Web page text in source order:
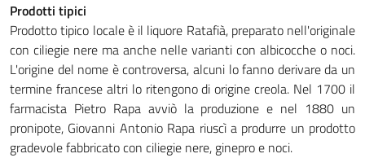
Prodotti tipici
Prodotto tipico locale è il liquore Ratafià, preparato nell'originale
con ciliegie nere ma anche nelle varianti con albicocche o noci.
L'origine del nome è controversa, alcuni lo fanno derivare da un
termine francese altri lo ritengono di origine creola. Nel 1700 il
farmacista Pietro Rapa avviò la produzione e nel 1880 un
pronipote, Giovanni Antonio Rapa riuscì a produrre un prodotto
gradevole fabbricato con ciliegie nere, ginepro e noci.